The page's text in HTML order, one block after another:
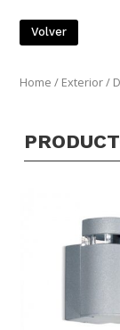
Volver
Home / Exterior/